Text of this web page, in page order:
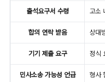
출석요구서 수령 고소
합의 연락 받음 상대
기기 제출 요구 정식
민사소송 가능성 언급 형사